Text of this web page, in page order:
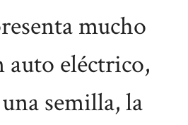
mucho
auto eléctrico,
semilla, la